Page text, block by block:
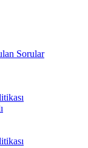
Sorular